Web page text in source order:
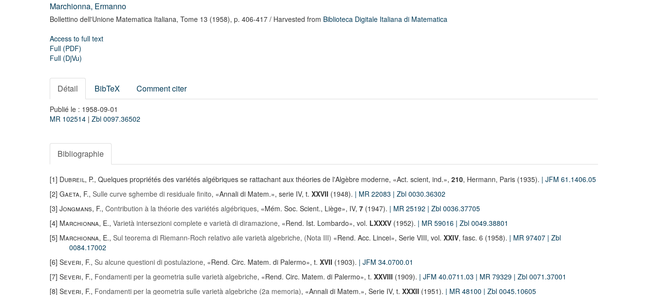
Marchionna, Ermanno
Bollettino dell'Unione Matematica Italiana, Tome 13 (1958), p. 406-417 / Harvested from Biblioteca Digitale Italiana di Matematica
Access to full text
Full (PDF)
Full (DjVu)
Détail BibTeX Comment citer
Publié le : 1958-09-01
MR 102514 | Zbl 0097.36502
Bibliographie
[1] Dubreil, P., Quelques propriétés des variétés algébriques se rattachant aux théories de l'Algèbre moderne, «Act. scient, ind.», 210, Hermann, Paris (1935). | JFM 61.1406.05
[2] Gaeta, F., Sulle curve sghembe di residuale finito, «Annali di Matem.», serie IV, t. XXVII (1948). | MR 22083 | Zbl 0030.36302
[3] Jongmans, F., Contribution à la théorie des variétés algébriques, «Mém. Soc. Scient., Liège», IV, 7 (1947). | MR 25192 | Zbl 0036.37705
[4] Marchionna, E., Varietà intersezioni complete e varietà di diramazione, «Rend. Ist. Lombardo», vol. LXXXV (1952). | MR 59016 | Zbl 0049.38801
[5] Marchionna, E., Sul teorema di Riemann-Roch relativo aile varietà algebriche, (Nota III) «Rend. Acc. Lincei», Serie VIII, vol. XXIV, fasc. 6 (1958). | MR 97407 | Zbl
0084.17002
[6] Severi, F., Su alcune questioni di postulazione, «Rend. Circ. Matem. di Palermo», t. XVII (1903). | JFM 34.0700.01
[7] Severi, F., Fondamenti per la geometria sulle varietà algebriche, «Rend. Circ. Matem. di Palermo», t. XXVIII (1909). | JFM 40.0711.03 | MR 79329 | Zbl 0071.37001
[8] Severi, F., Fondamenti per la geometria sulle varietà algebriche (2a memoria), «Annali di Matem.», Serie IV, t. XXXII (1951). | MR 48100 | Zbl 0045.10605